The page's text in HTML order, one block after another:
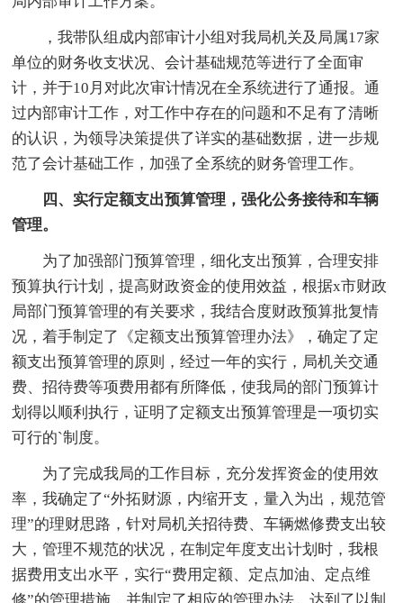
，我带队组成内部审计小组对我局机关及局属17家
单位的财务收支状况、会计基础规范等进行了全面审
计，并于10月对此次审计情况在全系统进行了通报。通
过内部审计工作，对工作中存在的问题和不足有了清晰
的认识，为领导决策提供了详实的基础数据，进一步规
范了会计基础工作，加强了全系统的财务管理工作。
四、实行定额支出预算管理，强化公务接待和车辆
管理。
为了加强部门预算管理，细化支出预算，合理安排
预算执行计划，提高财政资金的使用效益，根据x市财政
局部门预算管理的有关要求，我结合度财政预算批复情
况，着手制定了《定额支出预算管理办法》，确定了定
额支出预算管理的原则，经过一年的实行，局机关交通
费、招待费等项费用都有所降低，使我局的部门预算计
划得以顺利执行，证明了定额支出预算管理是一项切实
可行的`制度。
为了完成我局的工作目标，充分发挥资金的使用效
率，我确定了“外拓财源，内缩开支，量入为出，规范管
理”的理财思路，针对局机关招待费、车辆燃修费支出较
大，管理不规范的状况，在制定年度支出计划时，我根
据费用支出水平，实行“费用定额、定点加油、定点维
修”的管理措施，并制定了相应的管理办法。达到了以制